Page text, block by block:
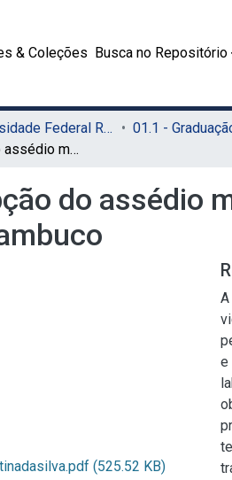
& Coleções Busca no Repositório
01. Universidade Federal Rural de Pernambuco - UFRPE (Sede) 01.1 -
A percepção do assédio moral por trabalhadoras na área da Gastronomia em Pernambuco
do assédio
(525.52 KB)
e